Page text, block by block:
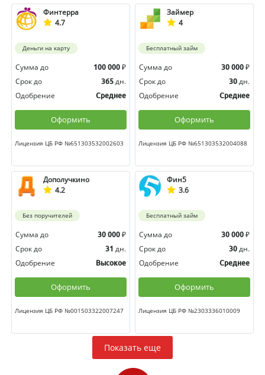
Финтерра
4.7
Деньги на карту
Сумма до 100 000 ₽
Срок до
365 дн.
Одобрение
Среднее
Оформить
Лицензия ЦБ РФ №651303532002603
Займер
4
Бесплатный займ
Сумма до 30 000 ₽
Срок до
30 дн.
Одобрение
Среднее
Оформить
Лицензия ЦБ РФ №651303532004088
Дополучкино
4.2
Без поручителей
Сумма до 30 000 ₽
Срок до
31 дн.
Одобрение
Высокое
Оформить
Лицензия ЦБ РФ №001503322007247
Фин5
3.6
Бесплатный займ
Сумма до 30 000 ₽
Срок до
30 дн.
Одобрение
Среднее
Оформить
Лицензия ЦБ РФ №2303336010009
Показать еще